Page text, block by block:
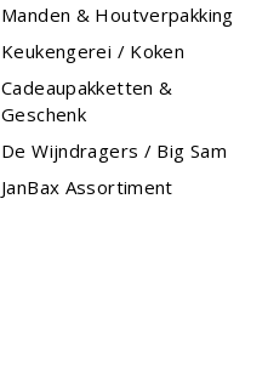
Manden & Houtverpakking
Keukengerei / Koken
Cadeaupakketten &
Geschenk
De Wijndragers / Big Sam
JanBax Assortiment